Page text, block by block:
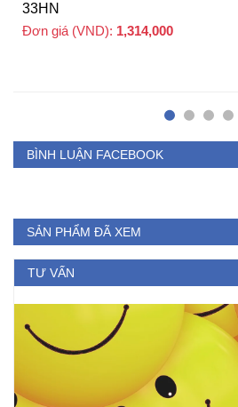
33HN
Đơn giá (VND): 1,314,000
BÌNH LUẬN FACEBOOK
SẢN PHẨM ĐÃ XEM
TƯ VẤN